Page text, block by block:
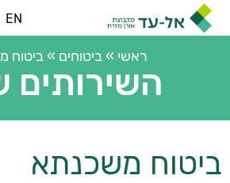
EN
ראשי »ביטוחים »ביטוח
השירותים
ביטוח משכנתא
טל': 02-6228555 | פקס: 02-6253366